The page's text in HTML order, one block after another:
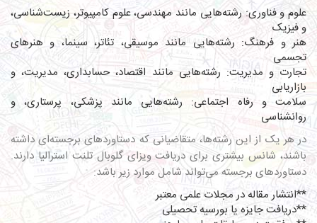
علوم و فناوری: رشته‌هایی مانند مهندسی، علوم کامپیوتر، زیست‌شناسی،
و فیزیک
هنر و فرهنگ: رشته‌هایی مانند موسیقی، تئاتر، سینما، و هنرهای
تجسمی
تجارت و مدیریت: رشته‌هایی مانند اقتصاد، حسابداری، مدیریت، و
بازاریابی
سلامت و رفاه اجتماعی: رشته‌هایی مانند پزشکی، پرستاری، و
روانشناسی
در هر یک از این رشته‌ها، متقاضیانی که دستاوردهای برجسته‌ای داشته
باشند، شانس بیشتری برای دریافت ویزای گلوبال تلنت استرالیا دارند.
دستاوردهای برجسته می‌تواند شامل موارد زیر باشد:
**انتشار مقاله در مجلات علمی معتبر
**دریافت جایزه یا بورسیه تحصیلی